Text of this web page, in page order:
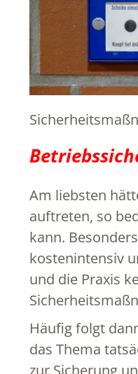
Am liebsten
auftreten, so
kann.
kostenintensiv
und die Praxis
Häufig folgt
das Thema
zur Sicherung